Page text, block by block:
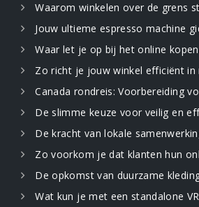
Waarom winkelen over de grens
Jouw ultieme espresso machine
Waar let je op bij het online kopen
Zo richt je jouw winkel efficiënt in
Canada rondreis: Voorbereiding voor winkelen en
De slimme keuze voor veilig en
De kracht van lokale samenwerking: waarom
Zo voorkom je dat klanten hun online
De opkomst van duurzame
Wat kun je met een standalone